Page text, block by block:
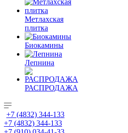
Метлахская
плитка
Биокамины
Лепнина
РАСПРОДАЖА
+7 (4832) 344-133
+7 (4832) 344-133